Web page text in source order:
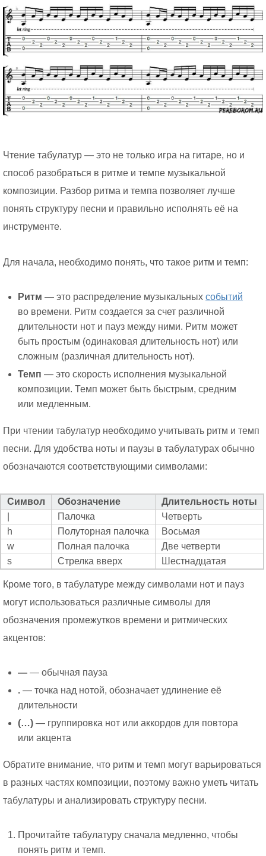
Чтение табулатур — это не только игра на гитаре, но и
способ разобраться в ритме и темпе музыкальной
композиции. Разбор ритма и темпа позволяет лучше
понять структуру песни и правильно исполнять её на
инструменте.
Для начала, необходимо понять, что такое ритм и темп:
Ритм — это распределение музыкальных событий
во времени. Ритм создается за счет различной
длительности нот и пауз между ними. Ритм может
быть простым (одинаковая длительность нот) или
сложным (различная длительность нот).
Темп — это скорость исполнения музыкальной
композиции. Темп может быть быстрым, средним
или медленным.
При чтении табулатур необходимо учитывать ритм и темп
песни. Для удобства ноты и паузы в табулатурах обычно
обозначаются соответствующими символами:
Символ Обозначение
Длительность ноты
Палочка
Четверть
h
Полуторная палочка
Восьмая
w
Полная палочка
Две четверти
s
Стрелка вверх Шестнадцатая
Кроме того, в табулатуре между символами нот и пауз
могут использоваться различные символы для
обозначения промежутков времени и ритмических
акцентов:
— — обычная пауза
. — точка над нотой, обозначает удлинение её
длительности
(…) — группировка нот или аккордов для повтора
или акцента
Обратите внимание, что ритм и темп могут варьироваться
в разных частях композиции, поэтому важно уметь читать
табулатуры и анализировать структуру песни.
Прочитайте табулатуру сначала медленно, чтобы
понять ритм и темп.